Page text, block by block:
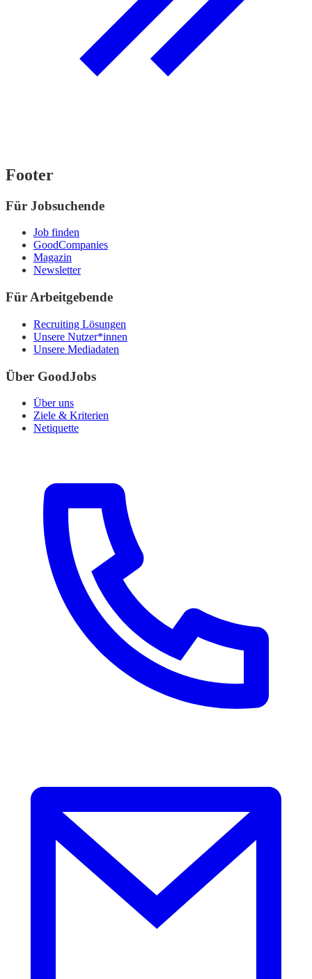
Footer
Für Jobsuchende
Job finden
GoodCompanies
Magazin
Newsletter
Für Arbeitgebende
Recruiting Lösungen
Unsere Nutzer*innen
Unsere Mediadaten
Über GoodJobs
Über uns
Ziele & Kriterien
Netiquette